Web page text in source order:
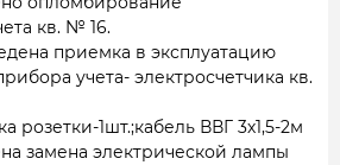
кв. № 16.
приемка в эксплуатацию
учета- электросчетчика кв.
розетки-1шт.;кабель ВВГ 3х1,5-2м
замена электрической лампы